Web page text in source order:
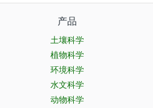
产品
土壤科学
植物科学
环境科学
水文科学
动物科学